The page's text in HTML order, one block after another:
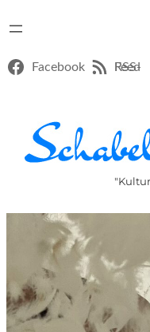
Facebook RSS-Feed